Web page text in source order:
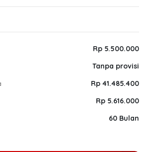
Rp 5.500.000
Tanpa provisi
Rp 41.485.400
Rp 5.616.000
60 Bulan